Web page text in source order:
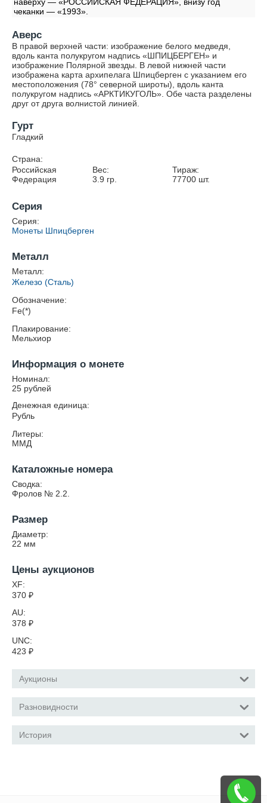
чеканки — «1993».
Аверс
В правой верхней части: изображение белого медведя,
вдоль канта полукругом надпись «ШПИЦБЕРГЕН» и
изображение Полярной звезды. В левой нижней части
изображена карта архипелага Шпицберген с указанием его
местоположения (78° северной широты), вдоль канта
полукругом надпись «АРКТИКУГОЛЬ». Обе часта разделены
друг от друга волнистой линией.
Гурт
Гладкий
Страна:
Российская
Федерация
Вес:
3.9 гр.
Тираж:
77700 шт.
Серия
Серия:
Монеты Шпицберген
Металл
Металл:
Железо (Сталь)
Обозначение:
Fe(*)
Плакирование:
Мельхиор
Информация о монете
Номинал:
25 рублей
Денежная единица:
Рубль
Литеры:
ММД
Каталожные номера
Сводка:
Фролов № 2.2.
Размер
Диаметр:
22 мм
Цены аукционов
XF:
370 ₽
AU:
378 ₽
UNC:
423 ₽
Аукционы
Разновидности
История